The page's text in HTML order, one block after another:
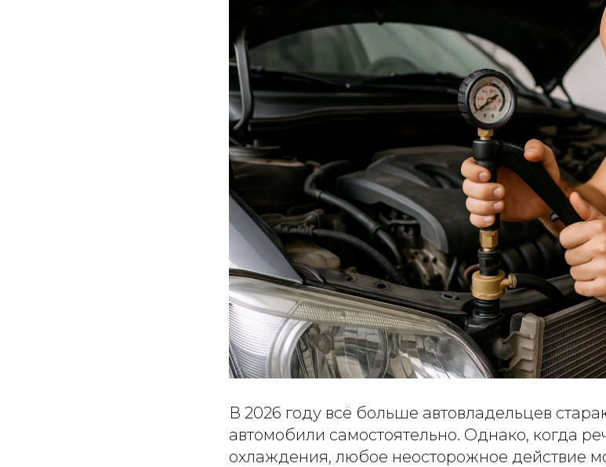
В 2026 году всё больше автовладельцев
автомобили самостоятельно. Однако, когда
охлаждения, любое неосторожное действие